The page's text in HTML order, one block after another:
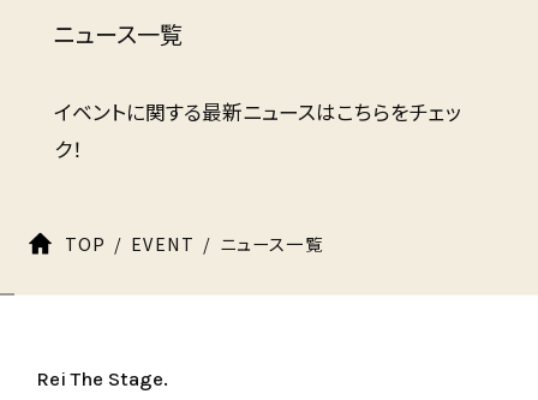
ニュース一覧
イベントに関する最新ニュースはこちらをチェッ
ク！
TOP EVENT ニュース一覧
Rei The Stage.